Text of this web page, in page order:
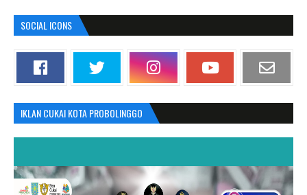
SOCIAL ICONS
IKLAN CUKAI KOTA PROBOLINGGO